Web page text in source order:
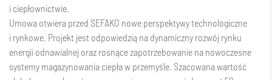
i ciepłownictwie.
Umowa otwiera przed SEFAKO nowe perspektywy technologiczne
i rynkowe. Projekt jest odpowiedzią na dynamiczny rozwój rynku
energii odnawialnej oraz rosnące zapotrzebowanie na nowoczesne
systemy magazynowania ciepła w przemyśle. Szacowana wartość